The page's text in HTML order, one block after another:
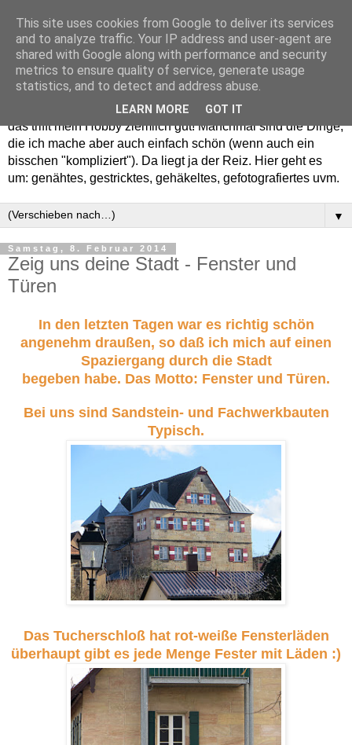
Willkommen in meinem "Wohnzimmer". Einfach und schön -
das trifft mein Hobby ziemlich gut! Manchmal sind die Dinge,
die ich mache aber auch einfach schön (wenn auch ein
bisschen "kompliziert"). Da liegt ja der Reiz. Hier geht es
um: genähtes, gestricktes, gehäkeltes, gefotografiertes uvm.
▼
Samstag, 8. Februar 2014
Zeig uns deine Stadt - Fenster und
Türen
In den letzten Tagen war es richtig schön
angenehm draußen, so daß ich mich auf einen
Spaziergang durch die Stadt
begeben habe. Das Motto: Fenster und Türen.
Bei uns sind Sandstein- und Fachwerkbauten
Typisch.
Das Tucherschloß hat rot-weiße Fensterläden
überhaupt gibt es jede Menge Fester mit Läden :)
This site uses cookies from Google to deliver its services
and to analyze traffic. Your IP address and user-agent are
shared with Google along with performance and security
metrics to ensure quality of service, generate usage
statistics, and to detect and address abuse.
LEARN MORE GOT IT